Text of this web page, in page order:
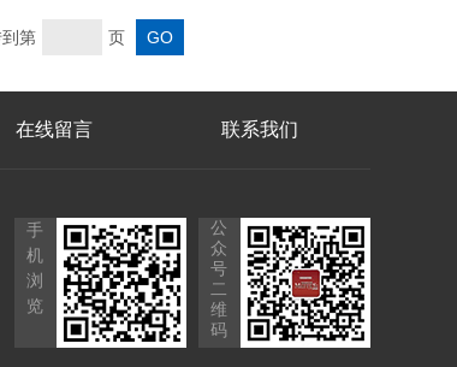
第 页
在线留言 联系我们
手
机
浏
览
公
众
号
二
维
码